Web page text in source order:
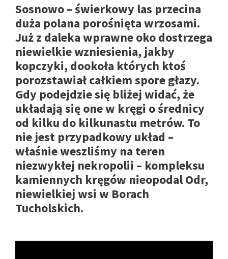
Sosnowo – świerkowy las przecina
duża polana porośnięta wrzosami.
Już z daleka wprawne oko dostrzega
niewielkie wzniesienia, jakby
kopczyki, dookoła których ktoś
porozstawiał całkiem spore głazy.
Gdy podejdzie się bliżej widać, że
układają się one w kręgi o średnicy
od kilku do kilkunastu metrów. To
nie jest przypadkowy układ –
właśnie weszliśmy na teren
niezwykłej nekropolii – kompleksu
kamiennych kręgów nieopodal Odr,
niewielkiej wsi w Borach
Tucholskich.